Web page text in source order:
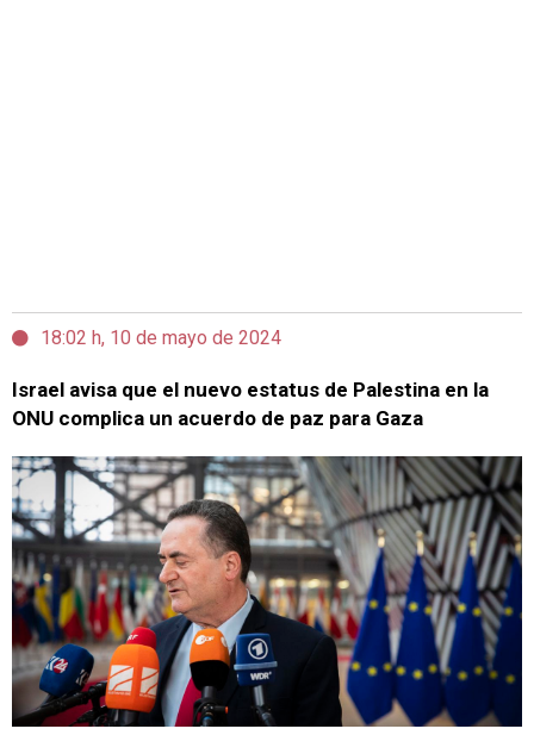
18:02 h, 10 de mayo de 2024
Israel avisa que el nuevo estatus de Palestina en la
ONU complica un acuerdo de paz para Gaza